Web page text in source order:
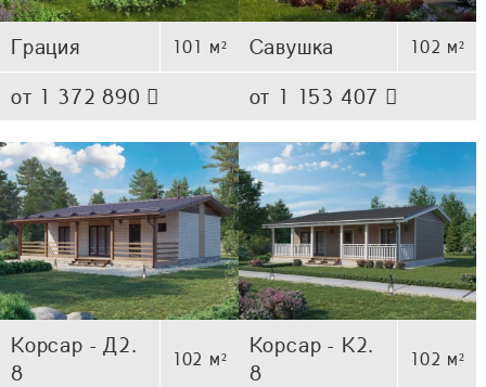
Грация 101 м²
от 1 372 890
Савушка 102 м²
от 1 153 407
Корсар - Д2.
8
102 м²
Корсар - К2.
8
102 м²